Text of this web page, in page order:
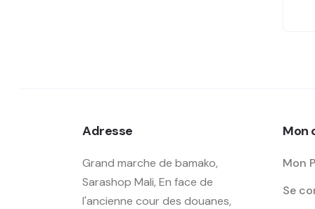
Adresse
Grand marche de bamako,
Sarashop Mali, En face de
l'ancienne cour des douanes,
Mon
Mon
Se